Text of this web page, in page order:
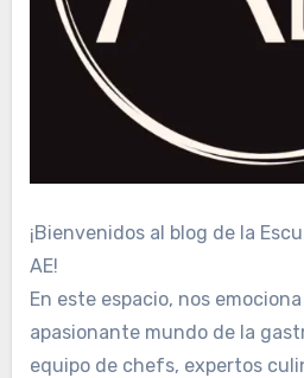
¡Bienvenidos al blog de la
AE!
En este espacio, nos
apasionante mundo de la
equipo de chefs, expertos